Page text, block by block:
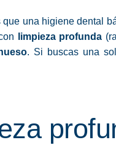
una higiene dental
limpieza profunda
. Si buscas una